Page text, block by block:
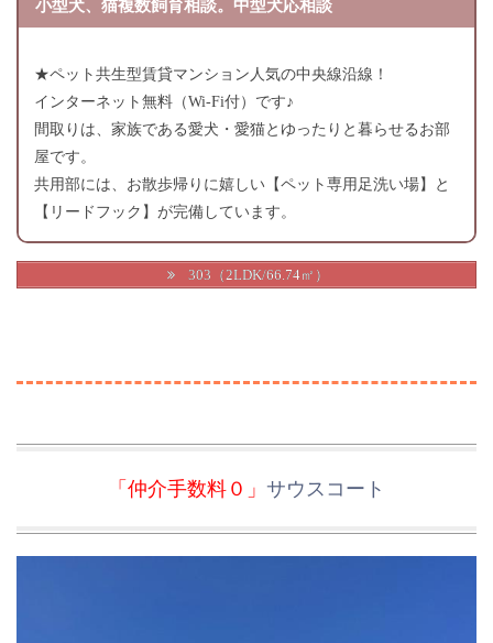
小型犬、猫複数飼育相談。中型犬応相談
★ペット共生型賃貸マンション人気の中央線沿線！
インターネット無料（Wi-Fi付）です♪
間取りは、家族である愛犬・愛猫とゆったりと暮らせるお部
屋です。
共用部には、お散歩帰りに嬉しい【ペット専用足洗い場】と
【リードフック】が完備しています。
303（2LDK/66.74㎡）
「仲介手数料０」 サウスコート